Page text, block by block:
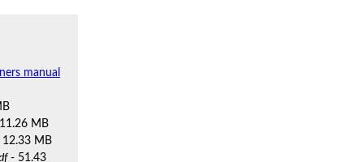
manual
MB
MB
- 51.43